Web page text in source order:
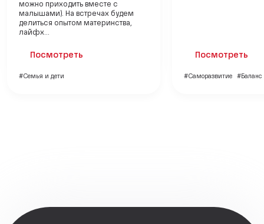
можно приходить вместе с
малышами). На встречах будем
делиться опытом материнства,
лайфх...
Посмотреть
#Семья и дети
Посмотреть
#Саморазвитие